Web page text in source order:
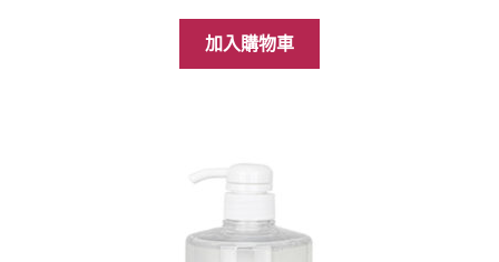
始
價
格：
前
格：
加入購物車